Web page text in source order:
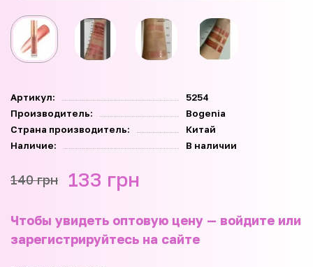
Артикул:
5254
Производитель:
Bogenia
Страна производитель:
Китай
Наличие:
В наличии
140 грн 133 грн
Чтобы увидеть оптовую цену — войдите или
зарегистрируйтесь на сайте